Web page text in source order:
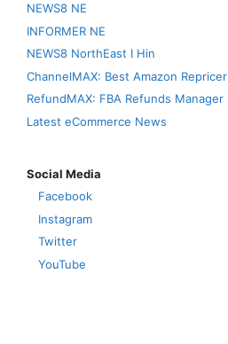
NEWS8 NE
INFORMER NE
NEWS8 NorthEast I Hin
ChannelMAX: Best Amazon Repricer
RefundMAX: FBA Refunds Manager
Latest eCommerce News
Social Media
Facebook
Instagram
Twitter
YouTube